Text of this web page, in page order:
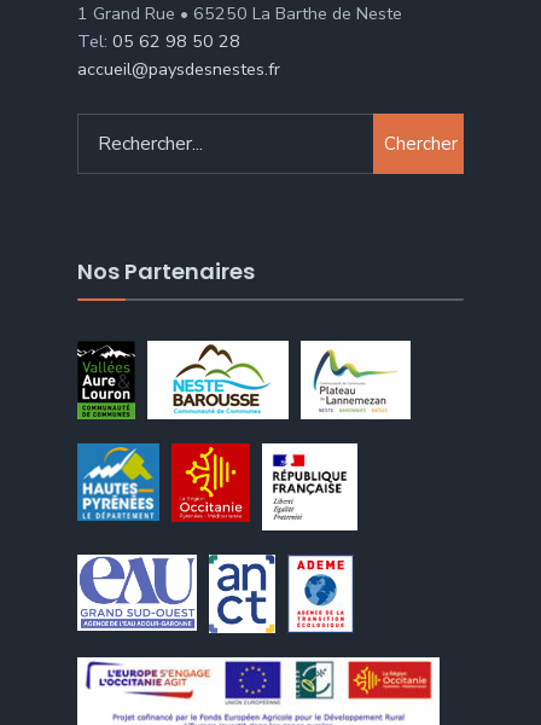
1 Grand Rue • 65250 La Barthe de Neste
Tel: 05 62 98 50 28
accueil@paysdesnestes.fr
Chercher
Nos Partenaires